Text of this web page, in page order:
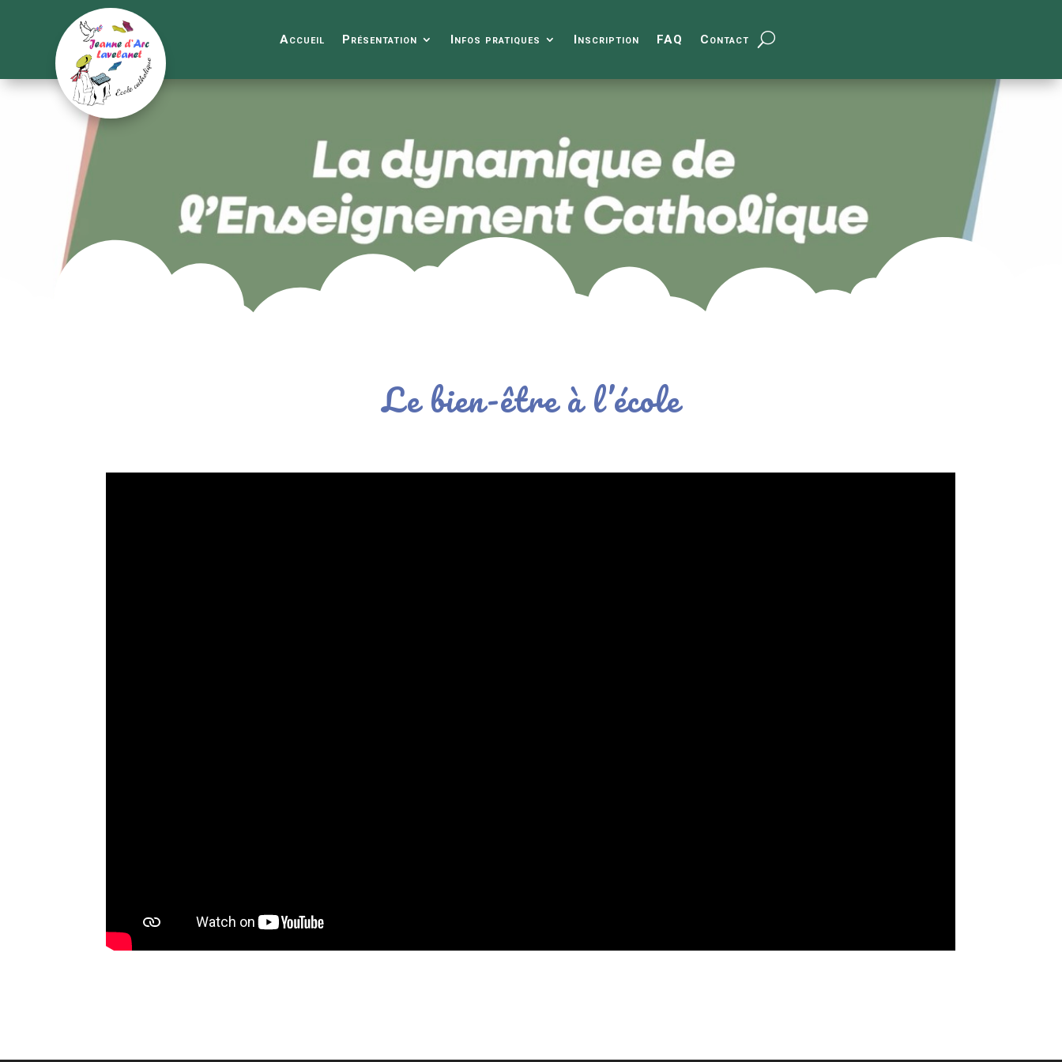
Accueil Présentation Infos pratiques Inscription FAQ Contact
Le bien-être à l’école